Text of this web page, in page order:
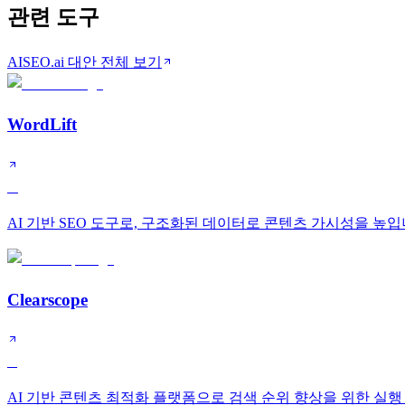
관련 도구
AISEO.ai 대안 전체 보기
WordLift
AI 기반 SEO 도구로, 구조화된 데이터로 콘텐츠 가시성을 높입
Clearscope
AI 기반 콘텐츠 최적화 플랫폼으로 검색 순위 향상을 위한 실